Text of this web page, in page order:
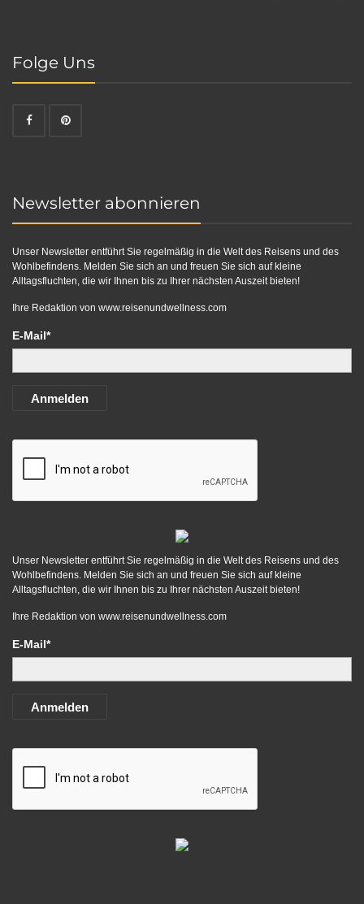
Folge Uns
Newsletter abonnieren
Unser Newsletter entführt Sie regelmäßig in die Welt des Reisens und des
Wohlbefindens. Melden Sie sich an und freuen Sie sich auf kleine
Alltagsfluchten, die wir Ihnen bis zu Ihrer nächsten Auszeit bieten!
Ihre Redaktion von www.reisenundwellness.com
E-Mail*
Anmelden
Unser Newsletter entführt Sie regelmäßig in die Welt des Reisens und des
Wohlbefindens. Melden Sie sich an und freuen Sie sich auf kleine
Alltagsfluchten, die wir Ihnen bis zu Ihrer nächsten Auszeit bieten!
Ihre Redaktion von www.reisenundwellness.com
E-Mail*
Anmelden